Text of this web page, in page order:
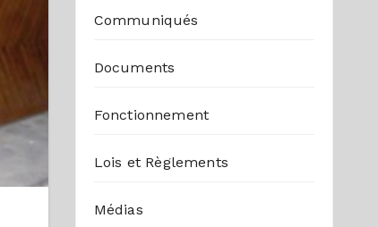
Communiqués
Documents
Fonctionnement
Lois et Règlements
Médias